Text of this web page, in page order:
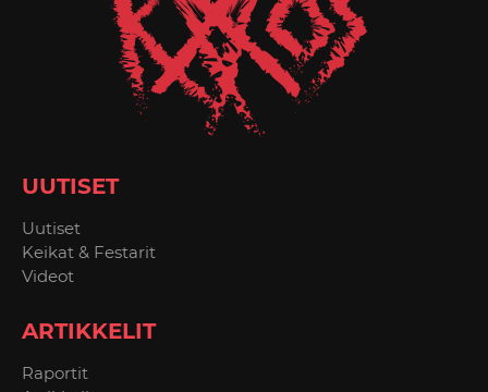
UUTISET
Uutiset
Keikat & Festarit
Videot
ARTIKKELIT
Raportit